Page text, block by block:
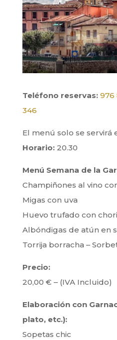
Teléfono reservas: 976
346
El menú solo se servirá
Horario:20.30
Menú Semana de la
Champiñones al vino
Migas con uva
Huevo trufado con
Albóndigas de atún en
Torrija borracha –
Precio:
20,00 € – (IVA Incluido)
Elaboración con
plato, etc.):
Sopetas chic